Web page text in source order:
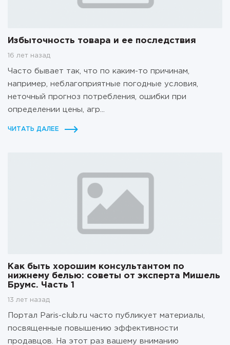
Избыточность товара и ее последствия
16 лет назад
Часто бывает так, что по каким-то причинам,
например, неблагоприятные погодные условия,
неточный прогноз потребления, ошибки при
определении цены, агр...
ЧИТАТЬ ДАЛЕЕ
Как быть хорошим консультантом по
нижнему белью: советы от эксперта Мишель
Брумс. Часть 1
13 лет назад
Портал Paris-club.ru часто публикует материалы,
посвященные повышению эффективности
продавцов. На этот раз вашему вниманию